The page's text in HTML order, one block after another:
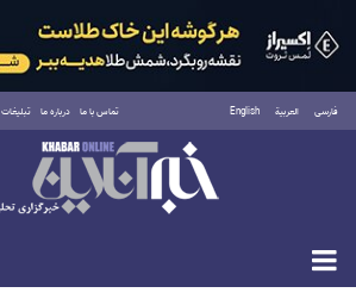
فارسی العربية English تماس با ما درباره ما تبلیغات
جمعه ۱۶ مرداد ۱۴۰۵